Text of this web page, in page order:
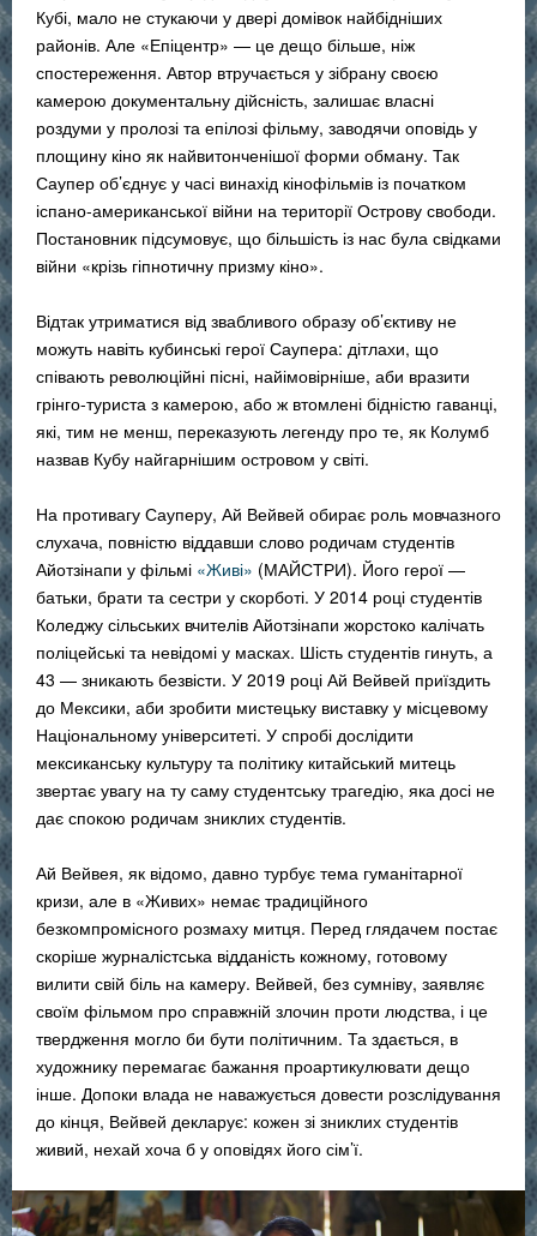
Кубі, мало не стукаючи у двері домівок найбідніших
районів. Але «Епіцентр» — це дещо більше, ніж
спостереження. Автор втручається у зібрану своєю
камерою документальну дійсність, залишає власні
роздуми у пролозі та епілозі фільму, заводячи оповідь у
площину кіно як найвитонченішої форми обману. Так
Саупер об’єднує у часі винахід кінофільмів із початком
іспано-американської війни на території Острову свободи.
Постановник підсумовує, що більшість із нас була свідками
війни «крізь гіпнотичну призму кіно».
Відтак утриматися від звабливого образу об’єктиву не
можуть навіть кубинські герої Саупера: дітлахи, що
співають революційні пісні, найімовірніше, аби вразити
грінго-туриста з камерою, або ж втомлені бідністю гаванці,
які, тим не менш, переказують легенду про те, як Колумб
назвав Кубу найгарнішим островом у світі.
На противагу Сауперу, Ай Вейвей обирає роль мовчазного
слухача, повністю віддавши слово родичам студентів
Айотзінапи у фільмі «Живі» (МАЙСТРИ). Його герої —
батьки, брати та сестри у скорботі. У 2014 році студентів
Коледжу сільських вчителів Айотзінапи жорстоко калічать
поліцейські та невідомі у масках. Шість студентів гинуть, а
43 — зникають безвісти. У 2019 році Ай Вейвей приїздить
до Мексики, аби зробити мистецьку виставку у місцевому
Національному університеті. У спробі дослідити
мексиканську культуру та політику китайський митець
звертає увагу на ту саму студентську трагедію, яка досі не
дає спокою родичам зниклих студентів.
Ай Вейвея, як відомо, давно турбує тема гуманітарної
кризи, але в «Живих» немає традиційного
безкомпромісного розмаху митця. Перед глядачем постає
скоріше журналістська відданість кожному, готовому
вилити свій біль на камеру. Вейвей, без сумніву, заявляє
своїм фільмом про справжній злочин проти людства, і це
твердження могло би бути політичним. Та здається, в
художнику перемагає бажання проартикулювати дещо
інше. Допоки влада не наважується довести розслідування
до кінця, Вейвей декларує: кожен зі зниклих студентів
живий, нехай хоча б у оповідях його сім’ї.